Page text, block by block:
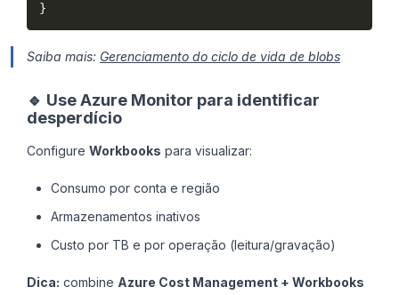
}
Saiba mais: Gerenciamento do ciclo de vida de blobs
🔹 Use Azure Monitor para identificar
desperdício
Configure Workbooks para visualizar:
Consumo por conta e região
Armazenamentos inativos
Custo por TB e por operação (leitura/gravação)
Dica: combine Azure Cost Management + Workbooks